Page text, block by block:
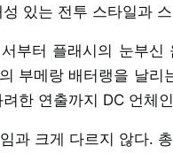
있는 전투 스타일과
부터 플래시의 눈부
부메랑 배터랭을 날
한 연출까지 DC 언체
과 크게 다르지 않다.